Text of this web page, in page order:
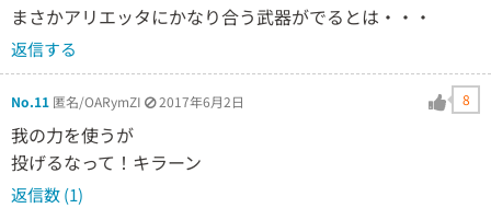
まさかアリエッタにかなり合う武器がでるとは・・・
返信する
No.11 匿名/OARymZI 2017年6月2日 8
我の力を使うが
投げるなって！キラーン
返信数 (1)